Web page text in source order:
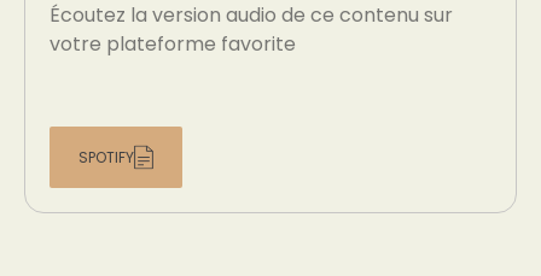
Écoutez la version audio de ce contenu sur
votre plateforme favorite
SPOTIFY